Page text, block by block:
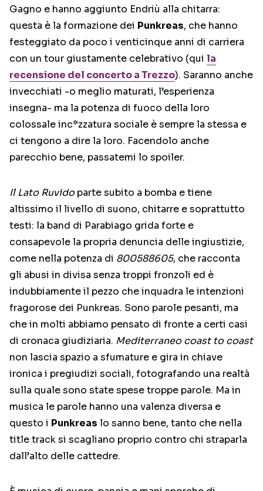
Gagno e hanno aggiunto Endriù alla chitarra:
questa è la formazione dei Punkreas, che hanno
festeggiato da poco i venticinque anni di carriera
con un tour giustamente celebrativo (qui la
recensione del concerto a Trezzo). Saranno anche
invecchiati -o meglio maturati, l’esperienza
insegna- ma la potenza di fuoco della loro
colossale inc*zzatura sociale è sempre la stessa e
ci tengono a dire la loro. Facendolo anche
parecchio bene, passatemi lo spoiler.
Il Lato Ruvidoparte subito a bomba e tiene
altissimo il livello di suono, chitarre e soprattutto
testi: la band di Parabiago grida forte e
consapevole la propria denuncia delle ingiustizie,
come nella potenza di 800588605, che racconta
gli abusi in divisa senza troppi fronzoli ed è
indubbiamente il pezzo che inquadra le intenzioni
fragorose dei Punkreas. Sono parole pesanti, ma
che in molti abbiamo pensato di fronte a certi casi
di cronaca giudiziaria. Mediterraneo coast to coast
non lascia spazio a sfumature e gira in chiave
ironica i pregiudizi sociali, fotografando una realtà
sulla quale sono state spese troppe parole. Ma in
musica le parole hanno una valenza diversa e
questo i Punkreas lo sanno bene, tanto che nella
title track si scagliano proprio contro chi straparla
dall’alto delle cattedre.